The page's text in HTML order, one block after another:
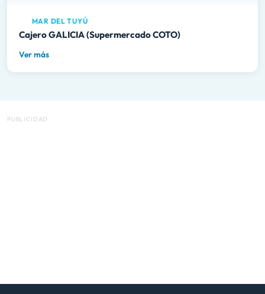
MAR DEL TUYÚ
Cajero GALICIA (Supermercado COTO)
Ver más
PUBLICIDAD